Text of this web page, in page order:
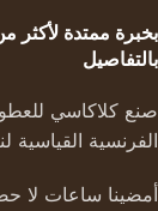
بخبرة ممتدة لأكثر
بالتفاصيل
صنع كلاكاسي
الفرنسية القياسية
أمضينا ساعات لا